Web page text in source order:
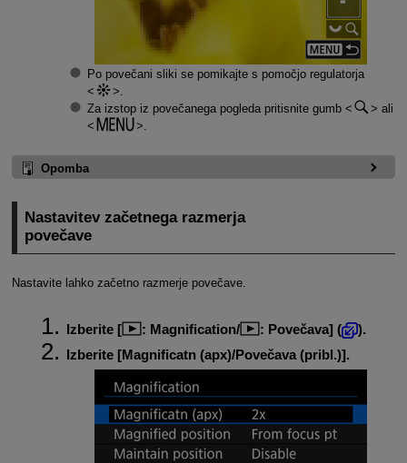
Po povečani sliki se pomikajte s pomočjo regulatorja
Za izstop iz povečanega pogleda pritisnite gumb
ali
Opomba
Nastavitev začetnega razmerja
povečave
Nastavite lahko začetno razmerje povečave.
Izberite [ : Magnification/ : Povečava] (
).
Izberite [Magnificatn (apx)/Povečava (pribl.)].